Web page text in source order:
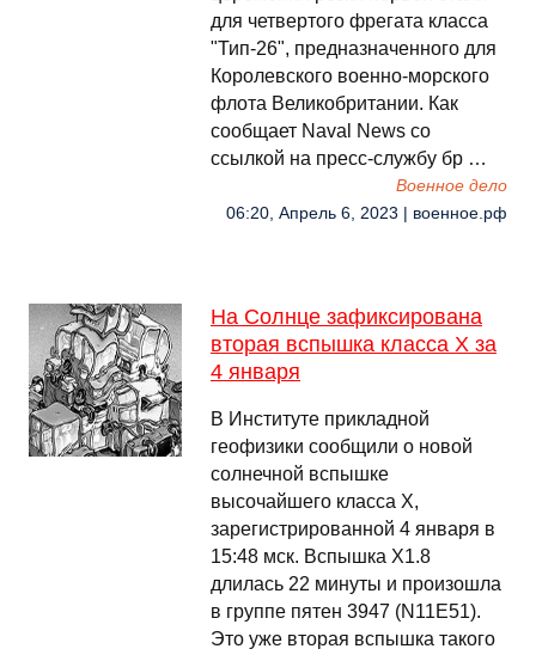
для четвертого фрегата класса
"Тип-26", предназначенного для
Королевского военно-морского
флота Великобритании. Как
сообщает Naval News со
ссылкой на пресс-службу бр …
Военное дело
06:20, Апрель 6, 2023 | военное.рф
На Солнце зафиксирована
вторая вспышка класса Х за
4 января
В Институте прикладной
геофизики сообщили о новой
солнечной вспышке
высочайшего класса Х,
зарегистрированной 4 января в
15:48 мск. Вспышка Х1.8
длилась 22 минуты и произошла
в группе пятен 3947 (N11E51).
Это уже вторая вспышка такого